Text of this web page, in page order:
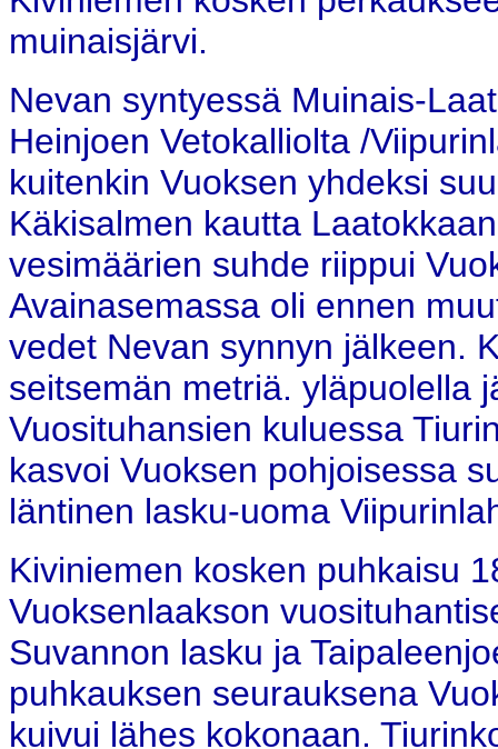
muinaisjärvi.
Nevan syntyessä Muinais-
Heinjoen Vetokalliolta /
kuitenkin Vuoksen yhdeksi
Käkisalmen kautta
vesimäärien suhde riippui
Avainasemassa oli ennen
vedet Nevan synnyn jälkeen.
seitsemän metriä. yläpuolella
Vuosituhansien kuluessa
kasvoi Vuoksen pohjoisessa
läntinen lasku-uoma
Kiviniemen kosken puhkaisu
Vuoksenlaakson
Suvannon lasku ja
puhkauksen seurauksena
kuivui lähes kokonaan.